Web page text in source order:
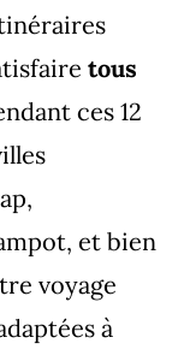
tous
ces 12
,
, et bien
voyage
à